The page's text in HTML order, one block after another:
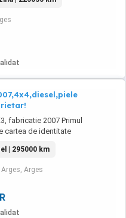
fabricatie 2007 Primul
cartea de identitate
EXTRA FULL!!! Navigatie
Climatronic Trapa Faruri xenon
scaune Incalzire volan Pilot
bord Inchidere
crem ...
| 295000 km
Arges